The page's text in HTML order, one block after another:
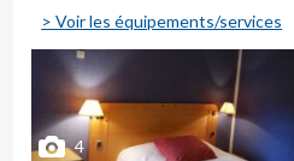
> Voir les équipements/services
4